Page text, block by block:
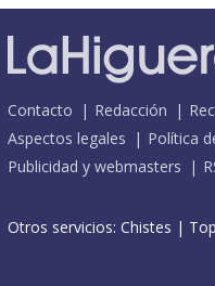
Contacto Redacción
Aspectos legales
Política
Publicidad y webmasters
Otros servicios: Chistes |